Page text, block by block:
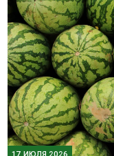
17 ИЮЛЯ 2026